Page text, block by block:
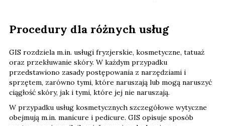
Procedury dla różnych usług
GIS rozdziela m.in. usługi fryzjerskie, kosmetyczne, tatuaż
oraz przekłuwanie skóry. W każdym przypadku
przedstawiono zasady postępowania z narzędziami i
sprzętem, zarówno tymi, które naruszają lub mogą naruszyć
ciągłość skóry, jak i tymi, które jej nie naruszają.
W przypadku usług kosmetycznych szczegółowe wytyczne
obejmują m.in. manicure i pedicure. GIS opisuje sposób